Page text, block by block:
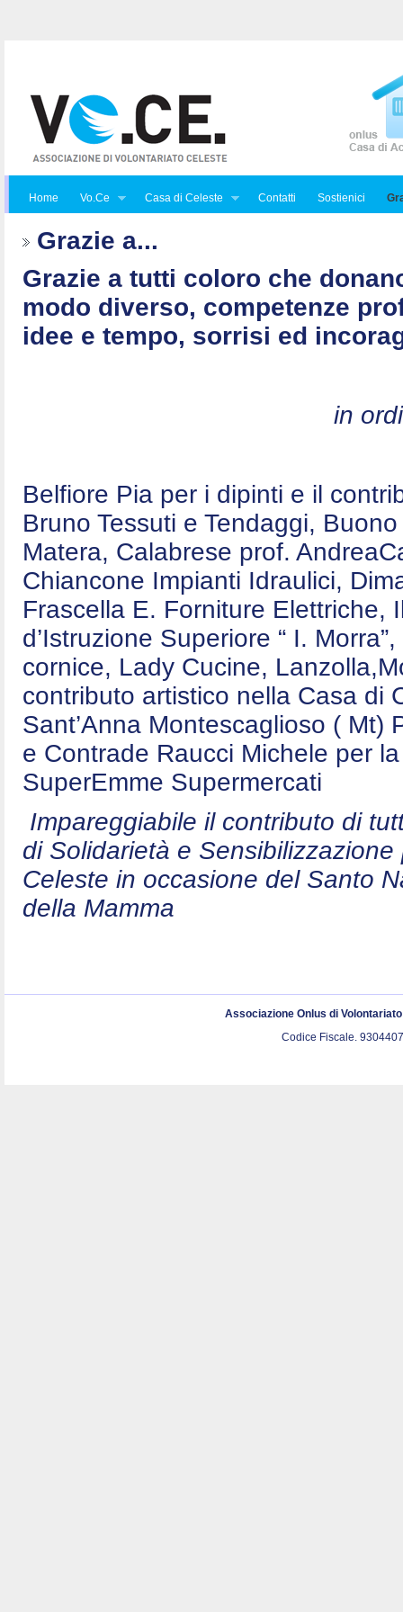
Home Vo.Ce Casa di Celeste Contatti Sostienici
Grazie a...
Grazie a tutti coloro che
modo diverso, competenze
idee e tempo, sorrisi ed
in
Belfiore Pia per i dipinti e il
Bruno Tessuti e Tendaggi,
Matera, Calabrese prof.
Chiancone Impianti Idraulici,
Frascella E. Forniture Elettriche,
d’Istruzione Superiore “ I.
cornice, Lady Cucine,
contributo artistico nella Casa di
Sant’Anna Montescaglioso ( Mt)
e Contrade Raucci Michele per
SuperEmme Supermercati
Impareggiabile il contributo di
di Solidarietà e
Celeste in occasione del Santo
della Mamma
Associazione Onlus di
Codice Fiscale.